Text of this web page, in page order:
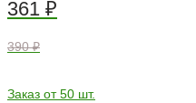
361 ₽
390 ₽
Заказ от 50 шт.